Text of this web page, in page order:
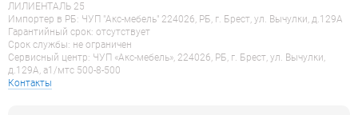
ЛИЛИЕНТАЛЬ 25
Импортер в РБ: ЧУП "Акс-мебель" 224026, РБ, г. Брест, ул. Вычулки, д.129А
Гарантийный срок: отсутствует
Срок службы: не ограничен
Сервисный центр: ЧУП «Акс-мебель», 224026, РБ, г. Брест, ул. Вычулки,
д.129А, a1/мтс 500-8-500
Контакты